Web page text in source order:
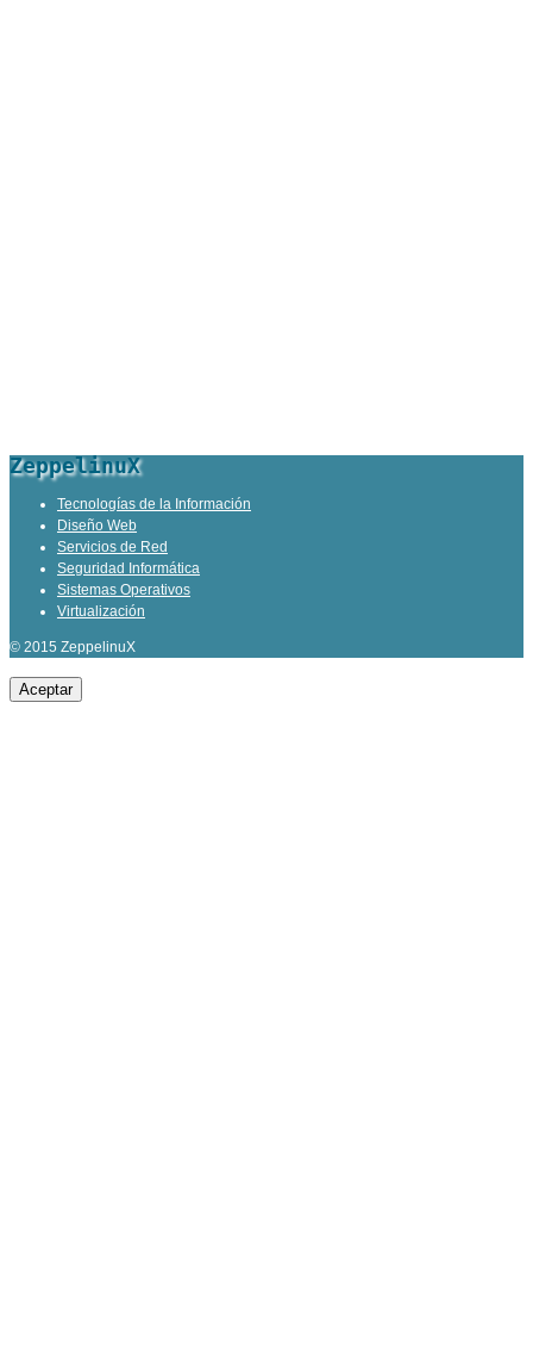
ZeppelinuX
Tecnologías de la Información
Diseño Web
Servicios de Red
Seguridad Informática
Sistemas Operativos
Virtualización
© 2015 ZeppelinuX
Aceptar